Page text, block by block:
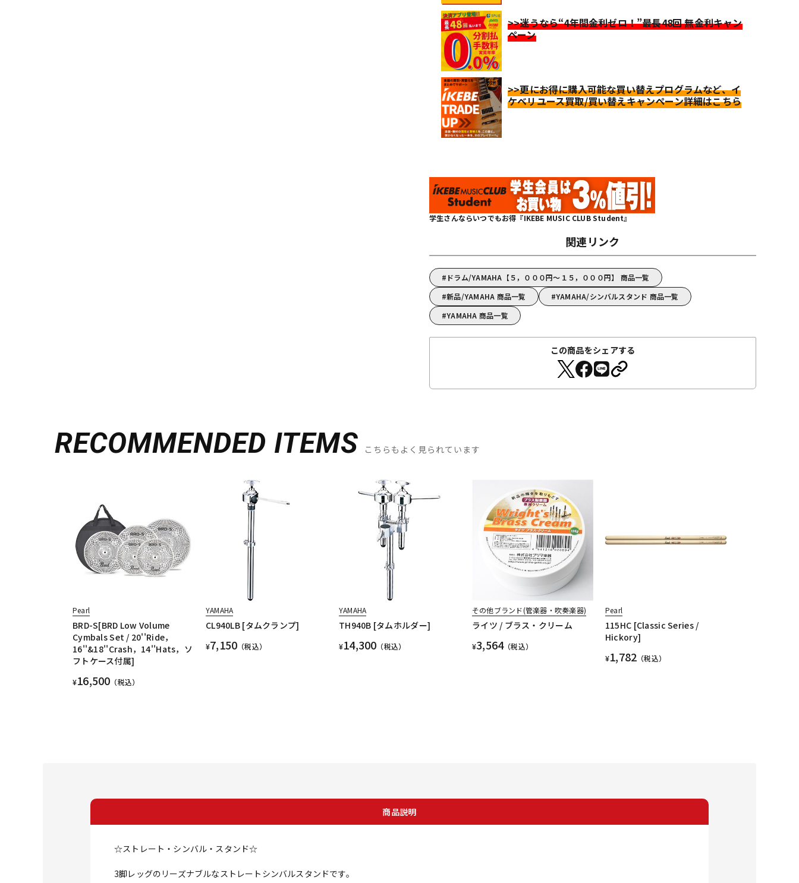
>>迷うなら“4年間金利ゼロ！”最長48回 無金利キャン
ペーン
>>更にお得に購入可能な買い替えプログラムなど、イ
ケベリユース買取/買い替えキャンペーン詳細はこちら
学生さんならいつでもお得『IKEBE MUSIC CLUB Student』
関連リンク
ドラム/YAMAHA【５，０００円～１５，０００円】 商品一覧
新品/YAMAHA 商品一覧
YAMAHA/シンバルスタンド 商品一覧
YAMAHA 商品一覧
この商品をシェアする
RECOMMENDED ITEMS こちらもよく見られています
Pearl
BRD-S[BRD Low Volume
Cymbals Set / 20''Ride，
16''&18''Crash，14''Hats，ソ
フトケース付属]
¥16,500 （税込）
YAMAHA
CL940LB [タムクランプ]
¥7,150 （税込）
YAMAHA
TH940B [タムホルダー]
¥14,300 （税込）
その他ブランド(管楽器・吹奏楽器)
ライツ / ブラス・クリーム
¥3,564（税込）
Pearl
115HC [Classic Series /
Hickory]
¥1,782 （税込）
商品説明
☆ストレート・シンバル・スタンド☆
3脚レッグのリーズナブルなストレートシンバルスタンドです。